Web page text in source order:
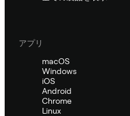
アプリ
macOS
Windows
iOS
Android
Chrome
Linux